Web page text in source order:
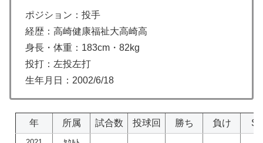
ポジション：投手
経歴：高崎健康福祉大高崎高
身長・体重：183cm・82kg
投打：左投左打
生年月日：2002/6/18
年 所属 試合数 投球回 勝ち 負け S